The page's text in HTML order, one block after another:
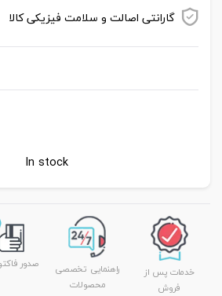
گارانتی اصالت و سلامت فیزیکی کالا
In stock
خدمات پس از
فروش
راهنمایی تخصصی
محصولات
صدور